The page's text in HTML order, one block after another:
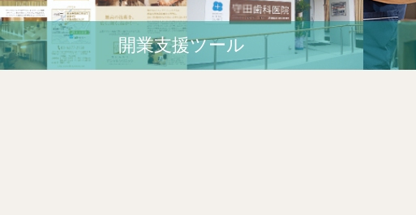
開業⽀援ツール